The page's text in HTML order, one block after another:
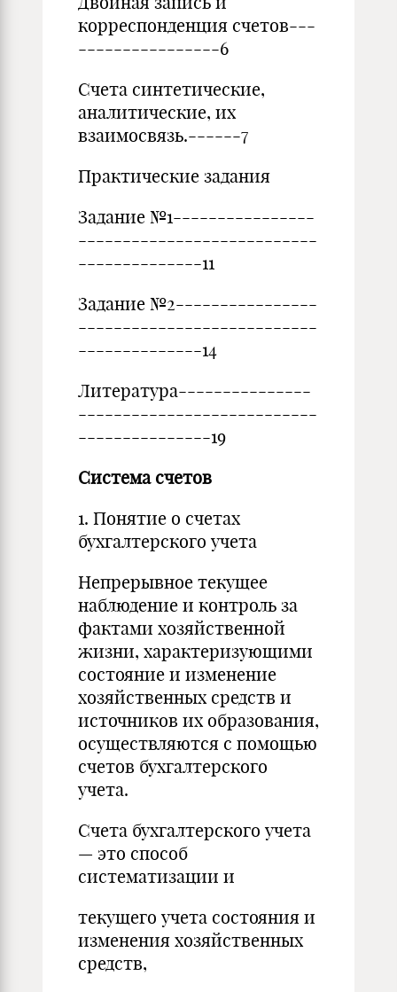
корреспонденция счетов---
----------------6
Счета синтетические,
аналитические, их
взаимосвязь.------7
Практические задания
Задание №1----------------
---------------------------
--------------11
Задание №2----------------
---------------------------
--------------14
Литература---------------
---------------------------
---------------19
Система счетов
1. Понятие о счетах
бухгалтерского учета
Непрерывное текущее
наблюдение и контроль за
фактами хозяйственной
жизни, характеризующими
состояние и изменение
хозяйственных средств и
источников их образования,
осуществляются с помощью
счетов бухгалтерского
учета.
Счета бухгалтерского учета
— это способ
систематизации и
текущего учета состояния и
изменения хозяйственных
средств,